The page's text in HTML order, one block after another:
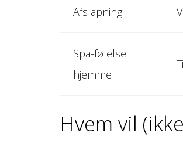
Afslapning
Spa-følelse
hjemme
Hvem vil